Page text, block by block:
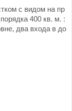
с видом на пр
400 кв. м. :
два входа в до